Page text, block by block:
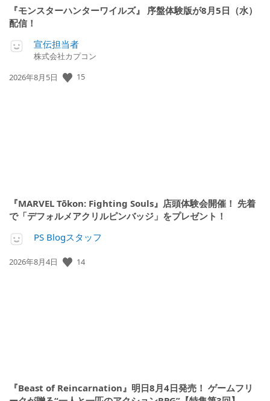
『モンスターハンターワイルズ』 序盤体験版が8月5日（水）
配信！
宣伝担当者
株式会社カプコン
公
2026年8月5日 15
『MARVEL Tōkon: Fighting Souls』店頭体験会開催！ 先着
で「デフォルメアクリルピンバッジ」をプレゼント！
PS Blogスタッフ
公
2026年8月4日 14
『Beast of Reincarnation』明日8月4日発売！ ゲームフリ